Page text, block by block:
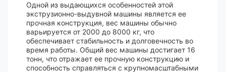
Одной из выдающихся особенностей этой
экструзионно-выдувной машины является ее
прочная конструкция, вес машины обычно
варьируется от 2000 до 8000 кг, что
обеспечивает стабильность и долговечность во
время работы. Общий вес машины достигает 16
тонн, что отражает ее прочную конструкцию и
способность справляться с крупномасштабными